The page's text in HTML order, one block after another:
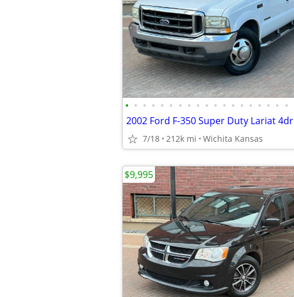
• • • • • • • • • • • • • • • • • • •
7/18 212k mi Wichita Kansas
$9,995